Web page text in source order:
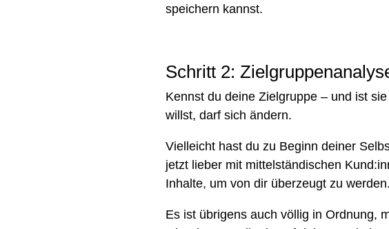
speichern kannst.
Schritt 2:
Kennst du deine Zielgruppe – und ist
willst, darf sich ändern.
Vielleicht hast du zu Beginn deiner
jetzt lieber mit mittelständischen
Inhalte, um von dir überzeugt zu werden.
Es ist übrigens auch völlig in Ordnung,